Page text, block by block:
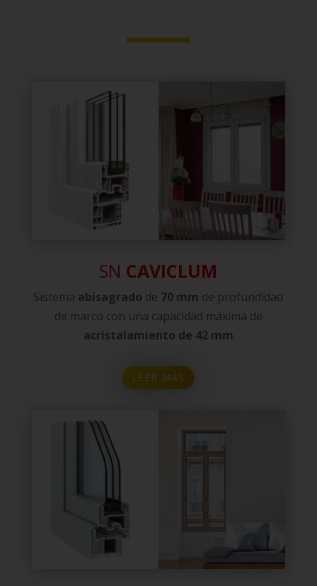
SN CAVICLUM
Sistema abisagrado de 70 mm de profundidad
de marco con una capacidad máxima de
acristalamiento de 42 mm
LEER MÁS